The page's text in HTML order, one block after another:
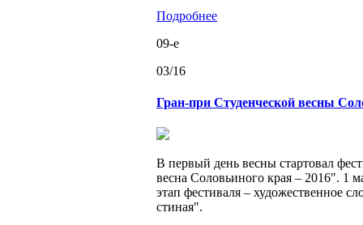
Подробнее
09-e
03/16
Гран-при Студенческой весны
В пер­вый день весны стар­то­вал
весна Со­ло­вьи­но­го края – 2016". 1
этап фе­сти­ва­ля – ху­до­же­ствен­ное
сти­ная".